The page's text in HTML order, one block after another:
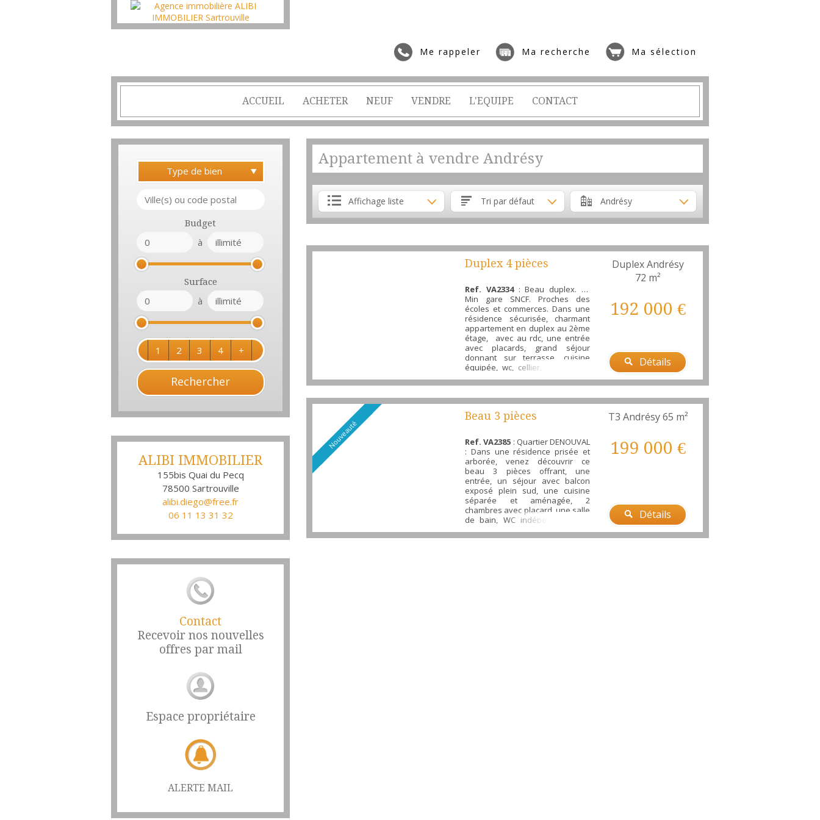
Me rappeler Ma recherche Ma sélection
ACCUEIL ACHETER NEUF VENDRE L'EQUIPE CONTACT
Type de bien
Budget
à
Surface
à
1 2 3 4 +
ALIBI IMMOBILIER
155bis Quai du Pecq
78500 Sartrouville
alibi.diego@free.fr
06 11 13 31 32
Contact
Recevoir nos nouvelles
offres par mail
Espace propriétaire
ALERTE MAIL
Appartement à vendre Andrésy
Affichage liste Tri par défaut Andrésy
Duplex 4 pièces
Ref. VA2334: Beau duplex. 10
Min gare SNCF. Proches des
écoles et commerces. Dans une
résidence sécurisée, charmant
appartement en duplex au 2ème
étage, avec au rdc, une entrée
avec placards, grand séjour
donnant sur terrasse, cuisine
équipée, wc, cellier, à l'étage, 2
chambres dont une avec
terrasse, salle de bains, palier
aménagé en bureau... 2 places
de parking en intérieur. Venez le
visiter...
Duplex Andrésy
72 m²
192 000 €
Détails
Nouveauté
Beau 3 pièces
Ref. VA2385 : Quartier DENOUVAL
: Dans une résidence prisée et
arborée, venez découvrir ce
beau 3 pièces offrant, une
entrée, un séjour avec balcon
exposé plein sud, une cuisine
séparée et aménagée, 2
chambres avec placard, une salle
de bain, WC indépendant, une
cave et une place de parking en
sous-sol. Résidence très calme
T3 Andrésy65 m²
199 000 €
Détails